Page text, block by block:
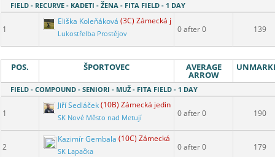
FIELD - RECURVE - KADETI - ŽENA - FITA FIELD - 1 DAY
1
Eliška Koleňáková (3C) Zámecká jediná
Lukostřelba Prostějov 0 after 0 139
POS. ŠPORTOVEC AVERAGE
ARROW
FIELD - COMPOUND - SENIORI - MUŽ - FITA FIELD - 1 DAY
1
Jiří Sedláček(10B) Zámecká jediná
SK Nové Město nad Metují 0 after 0 190
2
Kazimír Gembala (10C) Zámecká jediná
SK Lapačka 0 after 0 179